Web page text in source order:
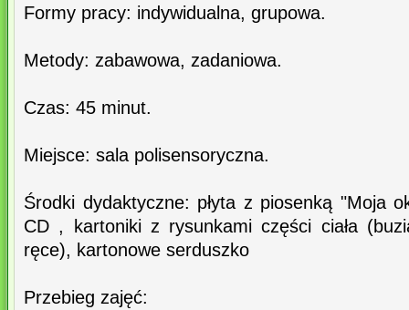
Formy pracy: indywidualna, grupowa.
Metody: zabawowa, zadaniowa.
Czas: 45 minut.
Miejsce: sala polisensoryczna.
Środki dydaktyczne: płyta z piosenką "Moja
CD , kartoniki z rysunkami części ciała
ręce), kartonowe serduszko
Przebieg zajęć: